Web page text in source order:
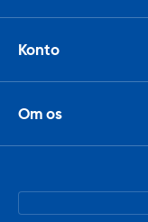
Konto
Om os